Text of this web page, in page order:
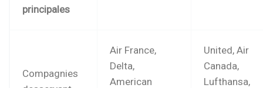
principales
Compagnies
Air France,
Delta,
American
United, Air
Canada,
Lufthansa,